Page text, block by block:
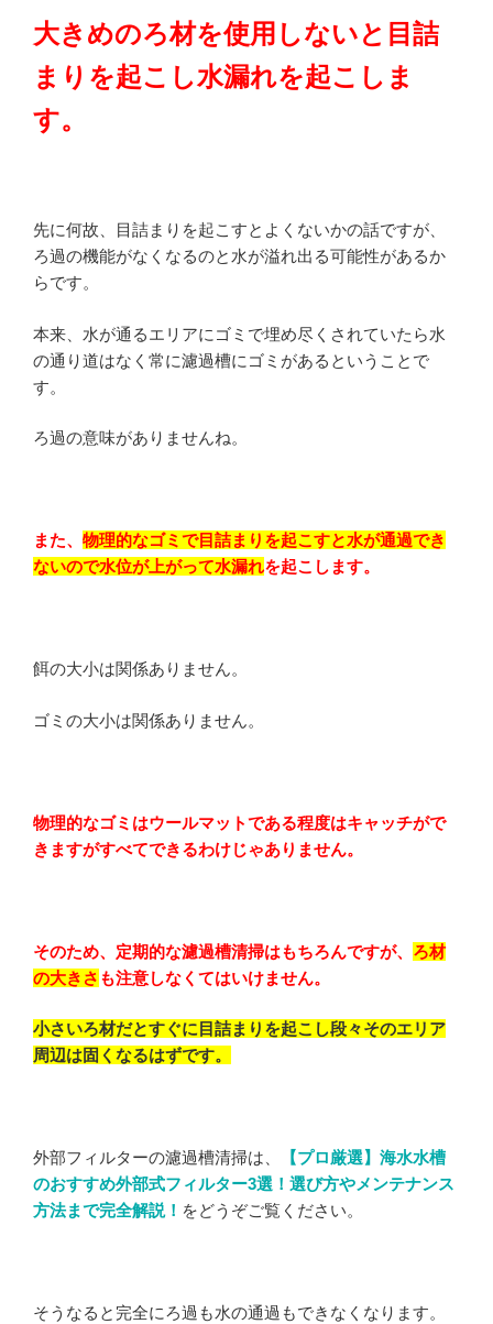
大きめのろ材を使用しないと目詰
まりを起こし水漏れを起こしま
す。
先に何故、目詰まりを起こすとよくないかの話ですが、
ろ過の機能がなくなるのと水が溢れ出る可能性があるか
らです。
本来、水が通るエリアにゴミで埋め尽くされていたら水
の通り道はなく常に濾過槽にゴミがあるということで
す。
ろ過の意味がありませんね。
また、 物理的なゴミで目詰まりを起こすと水が通過でき
ないので水位が上がって水漏れを起こします。
餌の大小は関係ありません。
ゴミの大小は関係ありません。
物理的なゴミはウールマットである程度はキャッチがで
きますがすべてできるわけじゃありません。
そのため、定期的な濾過槽清掃はもちろんですが、 ろ材
の大きさ も注意しなくてはいけません。
小さいろ材だとすぐに目詰まりを起こし段々そのエリア
周辺は固くなるはずです。
外部フィルターの濾過槽清掃は、
【プロ厳選】海水水槽
のおすすめ外部式フィルター3選！選び方やメンテナンス
方法まで完全解説！ をどうぞご覧ください。
そうなると完全にろ過も水の通過もできなくなります。